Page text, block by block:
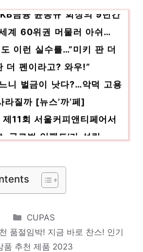
기분 좋아지는, 당신만의 제품
품 추천 제품 2023
금융 윤종규 회장의 9년간
계 60위권 머물러 아쉬…
이런 실수를…”미키 판 더
더 펜이라고? 와우!”
니 벌금이 낫다?…악덕 고용
라질까 [뉴스’까’페]
제11회 서울커피앤티페어서
글로벌 임팩트’가 설립·…
폭행
했다가 한순간에 신용불량자
년, 한복외교로 유니온함 부
산입항 환영
Categories
CUPAS
품절임박! 지금 바로 찬스! 인기
품 추천 제품 2023